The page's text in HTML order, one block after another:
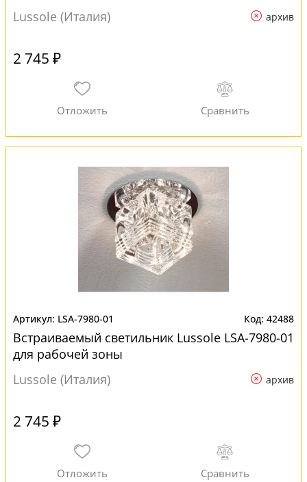
Lussole (Италия)
архив
2 745 ₽
LSA-7980-01 42488
Встраиваемый светильник Lussole LSA-7980-01
для рабочей зоны
Lussole (Италия)
архив
2 745 ₽